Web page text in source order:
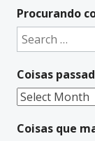
t
e
a
t
i
v
Procurando
Search
for:
Coisas
Coisas
Coisas que